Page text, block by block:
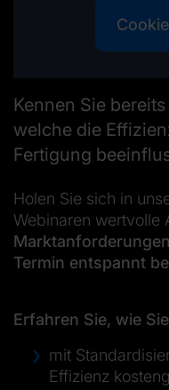
Kennen Sie
welche die
Fertigung
Holen Sie sich in
Webinaren wertvolle
Termin entspannt
Erfahren Sie, wie
mit
Effizienz